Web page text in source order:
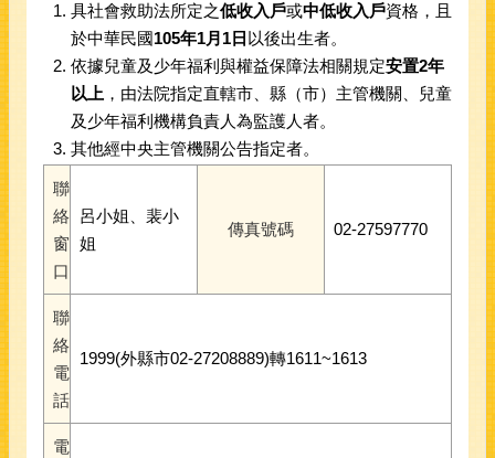
具社會救助法所定之低收入戶或中低收入戶資格，且
於中華民國105年1月1日 以後出生者。
依據兒童及少年福利與權益保障法相關規定安置2年
以上 ，由法院指定直轄市、縣（市）主管機關、兒童
及少年福利機構負責人為監護人者。
其他經中央主管機關公告指定者。
聯
絡
窗
口
呂小姐、裴小
姐
傳真號碼 02-27597770
聯
絡
電
話
1999(外縣市02-27208889)轉1611~1613
電